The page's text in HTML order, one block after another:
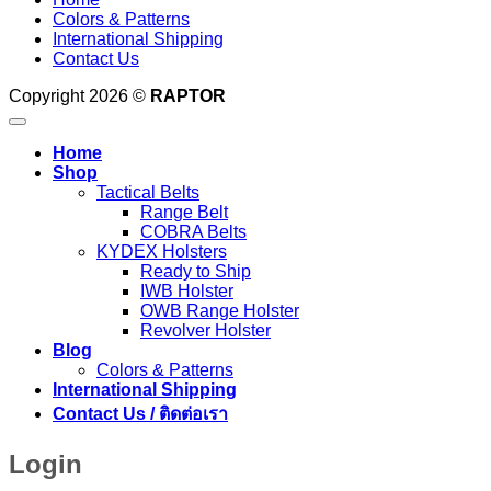
Colors & Patterns
International Shipping
Contact Us
Copyright 2026 © RAPTOR
Home
Shop
Tactical Belts
Range Belt
COBRA Belts
KYDEX Holsters
Ready to Ship
IWB Holster
OWB Range Holster
Revolver Holster
Blog
Colors & Patterns
International Shipping
Contact Us / ติดต่อเรา
Login